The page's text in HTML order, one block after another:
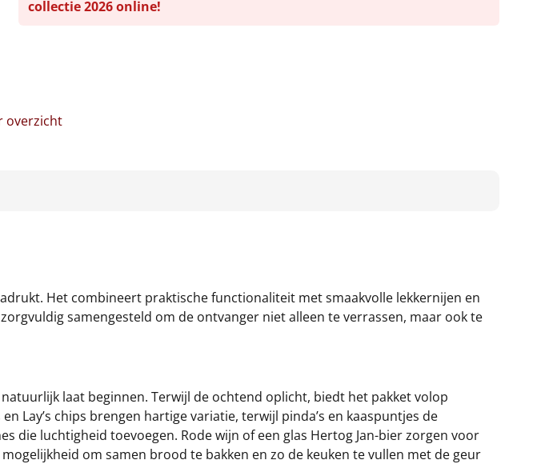
collectie 2026 online!
overzicht
Het combineert praktische functionaliteit met smaakvolle lekkernijen en
samengesteld om de ontvanger niet alleen te verrassen, maar ook te
natuurlijk laat beginnen. Terwijl de ochtend oplicht, biedt het pakket volop
Lay’s chips brengen hartige variatie, terwijl pinda’s en kaaspuntjes de
die luchtigheid toevoegen. Rode wijn of een glas Hertog Jan-bier zorgen voor
om samen brood te bakken en zo de keuken te vullen met de geur